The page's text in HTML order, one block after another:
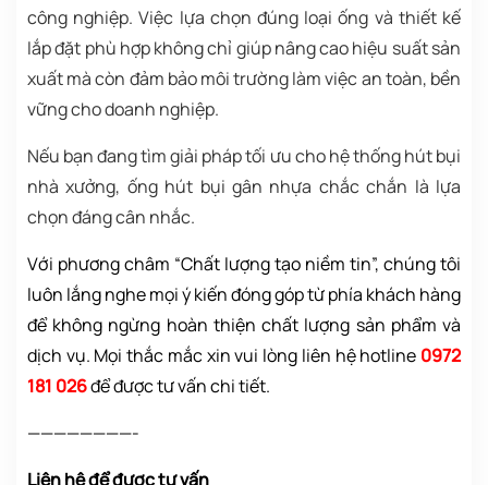
công nghiệp. Việc lựa chọn đúng loại ống và thiết kế
lắp đặt phù hợp không chỉ giúp nâng cao hiệu suất sản
xuất mà còn đảm bảo môi trường làm việc an toàn, bền
vững cho doanh nghiệp.
Nếu bạn đang tìm giải pháp tối ưu cho hệ thống hút bụi
nhà xưởng, ống hút bụi gân nhựa chắc chắn là lựa
chọn đáng cân nhắc.
Với phương châm “Chất lượng tạo niềm tin”, chúng tôi
luôn lắng nghe mọi ý kiến đóng góp từ phía khách hàng
để không ngừng hoàn thiện chất lượng sản phẩm và
dịch vụ. Mọi thắc mắc xin vui lòng liên hệ hotline 0972
181 026để được tư vấn chi tiết.
————————-
Liên hệ để được tư vấn